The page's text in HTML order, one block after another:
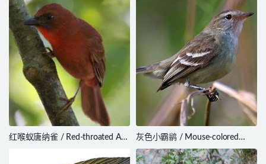
红喉蚁唐纳雀 / Red-throated Ant
灰色小霸鹟 / Mouse-colored
Tyrannulet / Phaeomyias murina